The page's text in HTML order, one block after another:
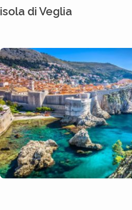
isola di Veglia